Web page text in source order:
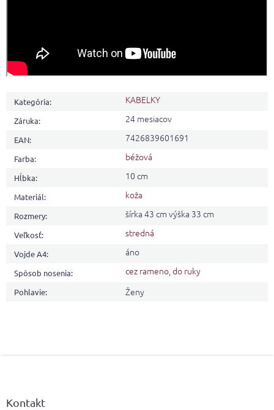
Kategória: KABELKY
Záruka: 24 mesiacov
EAN: 7426839601691
Farba: béžová
Hĺbka: 10 cm
Materiál: koža
Rozmery: šírka 43 cm výška 33 cm
Veľkosť: stredná
Vojde A4: áno
Spôsob nosenia: cez rameno,do ruky
Pohlavie: Ženy
Kontakt